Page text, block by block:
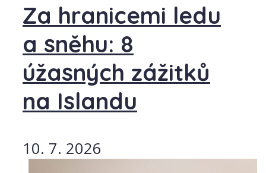
Za hranicemi ledu
a sněhu: 8
úžasných zážitků
na Islandu
10. 7. 2026